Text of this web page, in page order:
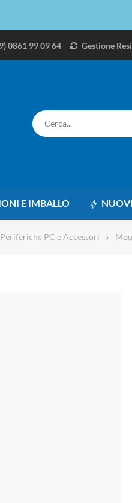
0861 99 09 64 Gestione Resi
E IMBALLO
Periferiche PC e Accessori